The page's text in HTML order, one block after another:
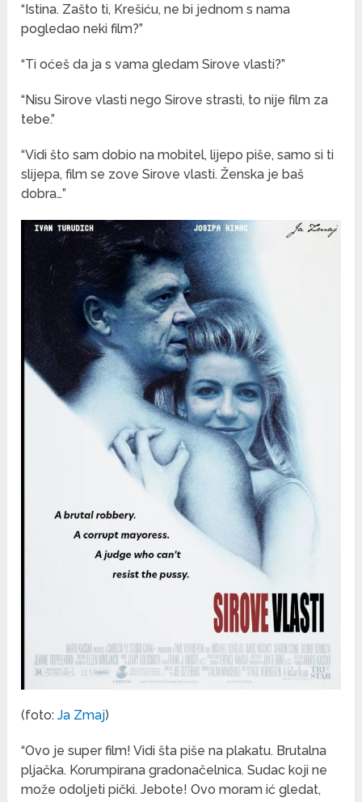
“Istina. Zašto ti, Krešiću, ne bi jednom s nama
pogledao neki film?”
“Ti oćeš da ja s vama gledam Sirove vlasti?”
“Nisu Sirove vlasti nego Sirove strasti, to nije film za
tebe.”
“Vidi što sam dobio na mobitel, lijepo piše, samo si ti
slijepa, film se zove Sirove vlasti. Ženska je baš
dobra…”
(foto:Ja Zmaj)
“Ovo je super film! Vidi šta piše na plakatu. Brutalna
pljačka. Korumpirana gradonačelnica. Sudac koji ne
može odoljeti pički. Jebote! Ovo moram ić gledat,